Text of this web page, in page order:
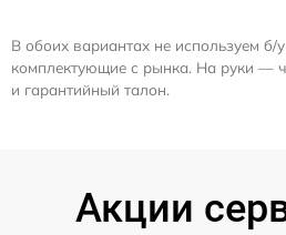
В обоих вариантах не используем б/
комплектующие с рынка. На руки —
и гарантийный талон.
Акции